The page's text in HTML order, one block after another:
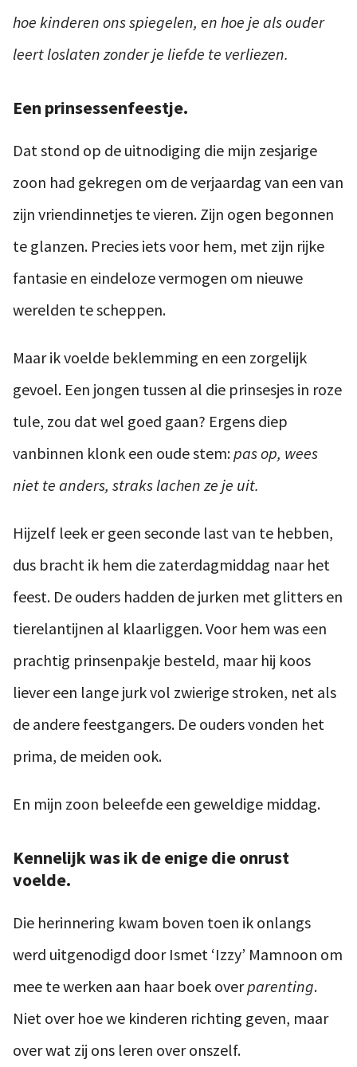
hoe kinderen ons spiegelen, en hoe je als ouder
leert loslaten zonder je liefde te verliezen.
Een prinsessenfeestje.
Dat stond op de uitnodiging die mijn zesjarige
zoon had gekregen om de verjaardag van een van
zijn vriendinnetjes te vieren. Zijn ogen begonnen
te glanzen. Precies iets voor hem, met zijn rijke
fantasie en eindeloze vermogen om nieuwe
werelden te scheppen.
Maar ik voelde beklemming en een zorgelijk
gevoel. Een jongen tussen al die prinsesjes in roze
tule, zou dat wel goed gaan? Ergens diep
vanbinnen klonk een oude stem:pas op, wees
niet te anders, straks lachen ze je uit.
Hijzelf leek er geen seconde last van te hebben,
dus bracht ik hem die zaterdagmiddag naar het
feest. De ouders hadden de jurken met glitters en
tierelantijnen al klaarliggen. Voor hem was een
prachtig prinsenpakje besteld, maar hij koos
liever een lange jurk vol zwierige stroken, net als
de andere feestgangers. De ouders vonden het
prima, de meiden ook.
En mijn zoon beleefde een geweldige middag.
Kennelijk was ik de enige die onrust
voelde.
Die herinnering kwam boven toen ik onlangs
werd uitgenodigd door Ismet ‘Izzy’ Mamnoon om
mee te werken aan haar boek overparenting.
Niet over hoe we kinderen richting geven, maar
over wat zij ons leren over onszelf.